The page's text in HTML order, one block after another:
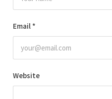
Email *
Website